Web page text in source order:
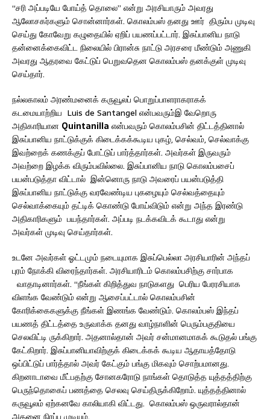
“சரி அப்படியே போய்த் தொலை” என்று அரசியாரும் அவரது
ஆலோசகர்களும் சொன்னார்கள். கொலம்பஸ் தனது ஊர் திரும்ப முடிவு
செய்து கோவேறு கழுதையில் ஏறிப் பயணப்பட்டார். இசுப்பானிய நாடு
தன்னைக்கைவிட்ட நிலையில் பிரான்சு நாட்டு அரசரை மீண்டும் அணுகி
அவரது ஆதரவை கேட்டுப் பெறுவதென கொலம்பஸ் தனக்குள் முடிவு
செய்தார்.
நல்லகாலம் அரண்மனைக் கருவூலப் பொறுப்பாளராகராகக்
கடமையாற்றிய Luis de Santangel என்பவரும்இ வேறொரு
அதிகாரியான Quintanilla என்பவரும் கொலம்பசின் திட்டத்தினால்
இசுப்பானிய நாட்டுக்குக் கிடைக்கக்கூடிய புகழ், செல்வம், செல்வாக்கு
இவற்றைக் கணக்குப் போட்டுப் பார்த்தார்கள். அவர்கள் இருவரும்
அவற்றை இழக்க விரும்பவில்லை. இசுப்பானிய நாடு கொலம்பசைப்
பயன்படுத்தா விட்டால் இன்னொரு நாடு அவரைப் பயன்படுத்தி
இசுப்பானிய நாட்டுக்கு வரவேண்டிய புகழையும் செல்வத்தையும்
செல்வாக்கையும் தட்டிக் கொண்டு போய்விடும் என்று அந்த இரண்டு
அதிகாரிகளும் பயந்தார்கள். அப்படி நடக்கவிடக் கூடாது என்று
அவர்கள் முடிவு செய்தார்கள்.
உடனே அவர்கள் ஓட்டமும் நடையுமாக இசுப்பெல்லா அரசியாரின் அந்தப்
புரம் நோக்கி விரைந்தார்கள். அரசியாரிடம் கொலம்பசிற்கு சார்பாக
வாதாடினார்கள். “நீங்கள் கிறித்துவ நாடுகளது பெரிய பேரரசியாக
விளங்க வேண்டும் என்று ஆசைப்பட்டால் கொலம்பசின்
கோரிக்கைகளுக்கு நீங்கள் இணங்க வேண்டும். கொலம்பஸ் இந்தப்
பயணத் திட்டத்தை உருவாக்க தனது வாழ்நாளின் பெரும்பகுதியை
செலவிட்டி ருக்கிறார். அதனால்தான் அவர் சன்மானமாகக் கூடுதல் பங்கு
கேட்கிறார். இசுப்பானியாவிற்குக் கிடைக்கக் கூடிய ஆதாயத்தோடு
ஒப்பிட்டுப் பார்த்தால் அவர் கேட்கும் பங்கு மிகவும் சொற்பமானது.
கிறனாடாவை மீட்பதற்கு சோனகரோடு நாங்கள் தொடுத்த யுத்தத்திற்கு
பெருந்தொகைப் பணத்தை செலவு செய்திருக்கிறோம். யுத்தத்தினால்
கருவூலம் ஏற்கனவே காலியாகி விட்டது. கொலம்பஸ் ஒருவரால்தான்